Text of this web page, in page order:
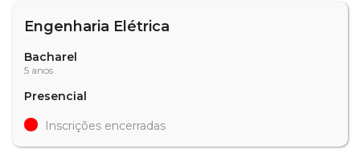
Engenharia Elétrica
Bacharel
5 anos
Presencial
Inscrições encerradas